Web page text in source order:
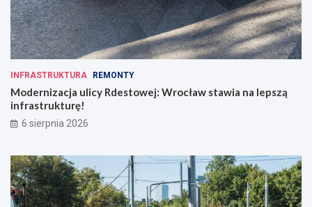
INFRASTRUKTURA REMONTY
Modernizacja ulicy Rdestowej: Wrocław stawia na lepszą
infrastrukturę!
6 sierpnia 2026